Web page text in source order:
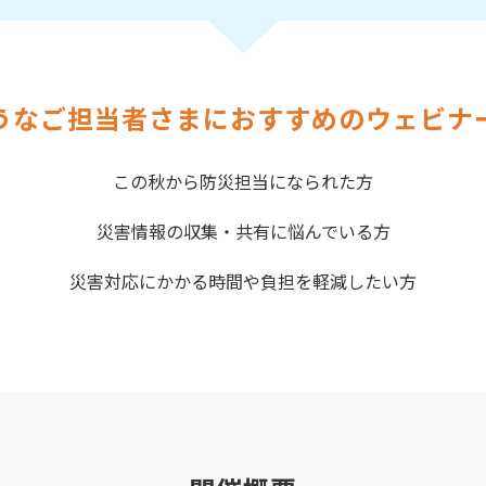
なご担当者さまにおすすめのウェビナ
この秋から防災担当になられた方
災害情報の収集・共有に悩んでいる方
災害対応にかかる時間や負担を軽減したい方